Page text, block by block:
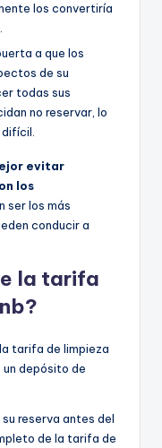
los convertiría
a que los
de su
todas sus
no reservar, lo
evitar
los
ser los más
conducir a
la tarifa
tarifa de limpieza
depósito de
reserva antes del
de la tarifa de